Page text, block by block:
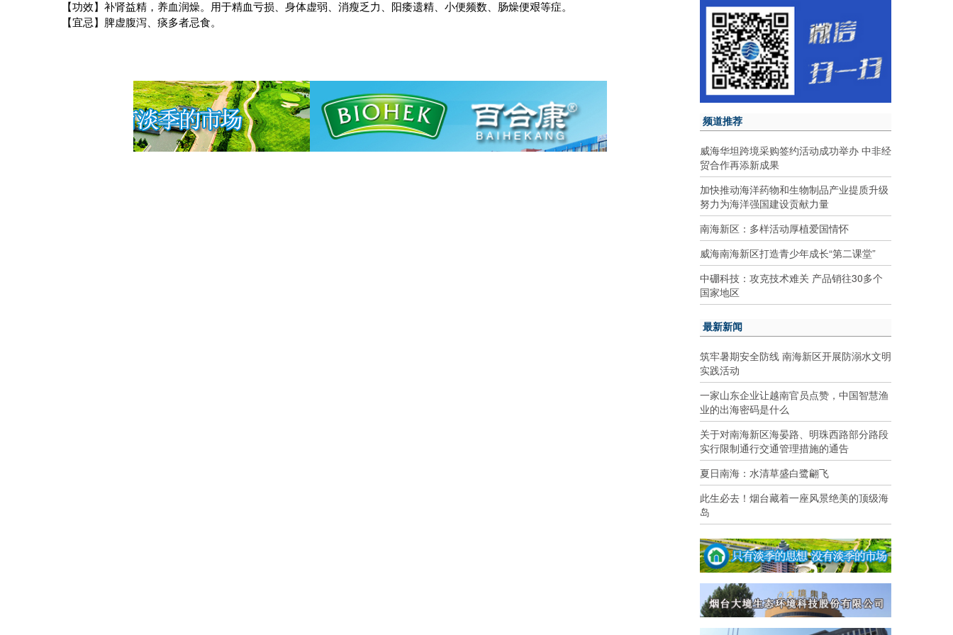
【功效】补肾益精，养血润燥。用于精血亏损、身体虚弱、消瘦乏力、阳痿遗精、小便频数、肠燥便艰等症。
【宜忌】脾虚腹泻、痰多者忌食。
频道推荐
威海华坦跨境采购签约活动成功举办 中非经
贸合作再添新成果
加快推动海洋药物和生物制品产业提质升级
努力为海洋强国建设贡献力量
南海新区：多样活动厚植爱国情怀
威海南海新区打造青少年成长“第二课堂”
中硼科技：攻克技术难关 产品销往30多个
国家地区
最新新闻
筑牢暑期安全防线 南海新区开展防溺水文明
实践活动
一家山东企业让越南官员点赞，中国智慧渔
业的出海密码是什么
关于对南海新区海晏路、明珠西路部分路段
实行限制通行交通管理措施的通告
夏日南海：水清草盛白鹭翩飞
此生必去！烟台藏着一座风景绝美的顶级海
岛